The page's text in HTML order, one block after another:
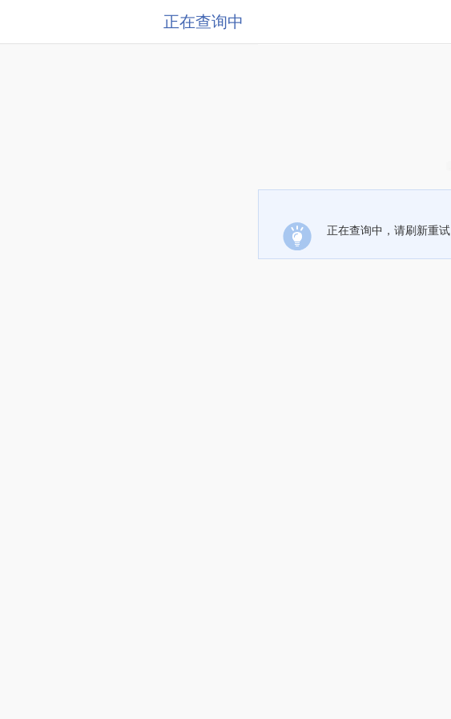
正在查询中
正在查询中，请刷新重试